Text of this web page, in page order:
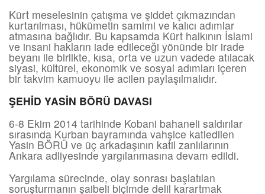
Kürt meselesinin çatışma ve şiddet çıkmazından
kurtarılması, hükümetin samimi ve kalıcı adımlar
atmasına bağlıdır. Bu kapsamda Kürt halkının İslami
ve insani hakların iade edileceği yönünde bir irade
beyanı ile birlikte, kısa, orta ve uzun vadede atılacak
siyasi, kültürel, ekonomik ve sosyal adımları içeren
bir takvim kamuoyu ile acilen paylaşılmalıdır.
ŞEHİD YASİN BÖRÜ DAVASI
6-8 Ekim 2014 tarihinde Kobani bahaneli saldırılar
sırasında Kurban bayramında vahşice katledilen
Yasin BÖRÜ ve üç arkadaşının katil zanlılarının
Ankara adliyesinde yargılanmasına devam edildi.
Yargılama sürecinde, olay sonrası başlatılan
soruşturmanın şaibeli biçimde delil karartmak